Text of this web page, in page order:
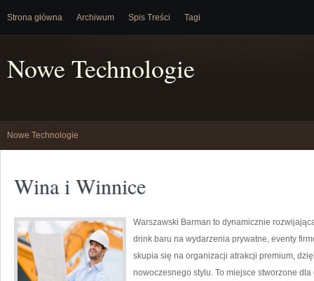
Strona główna Archiwum Spis Treści Tagi
Nowe Technologie
Nowe Technologie
Wina i Winnice
Warszawski Barman to dynamicznie
drink baru na wydarzenia prywatne, eventy
skupia się na organizacji atrakcji premium,
nowoczesnego stylu. To miejsce stworzone